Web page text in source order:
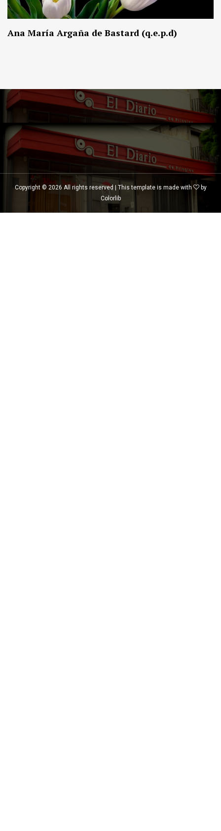
Ana María Argaña de Bastard (q.e.p.d)
Copyright © 2026 All rights reserved | This template is made with
by
Colorlib